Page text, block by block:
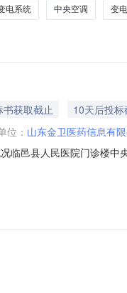
电系统 中央空调 变
书获取截止 10天后投标
位： 山东金卫医药信息有
临邑县人民医院门诊楼
：本项目为临邑县人民